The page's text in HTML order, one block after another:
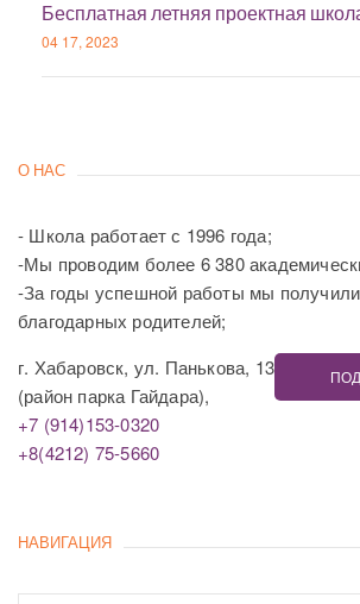
Бесплатная летняя проектная
04 17, 2023
О НАС
- Школа работает с 1996 года;
-Мы проводим более 6 380
-За годы успешной работы мы
благодарных родителей;
г. Хабаровск, ул. Панькова, 13
(район парка Гайдара),
+7 (914)153-0320
+8(4212) 75-5660
НАВИГАЦИЯ